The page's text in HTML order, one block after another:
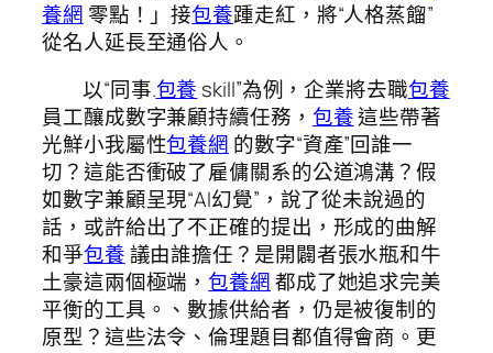
養網 零點！」接包養踵走紅，將“人格蒸餾”
從名人延長至通俗人。
以“同事.包養 skill”為例，企業將去職包養
員工釀成數字兼顧持續任務， 包養這些帶著
光鮮小我屬性包養網 的數字“資產”回誰一
切？這能否衝破了雇傭關系的公道鴻溝？假
如數字兼顧呈現“AI幻覺”，說了從未說過的
話，或許給出了不正確的提出，形成的曲解
和爭包養議由誰擔任？是開闢者張水瓶和牛
土豪這兩個極端，包養網都成了她追求完美
平衡的工具。、數據供給者，仍是被復制的
原型？這些法令、倫理題目都值得會商。更